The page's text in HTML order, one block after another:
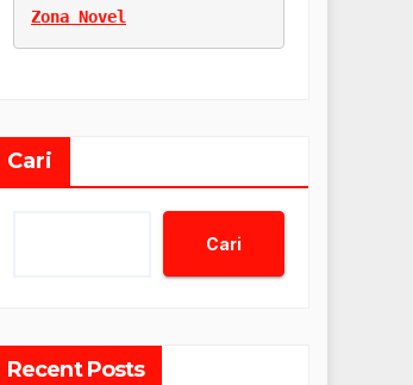
Zona Novel
Cari
Cari
Recent Posts